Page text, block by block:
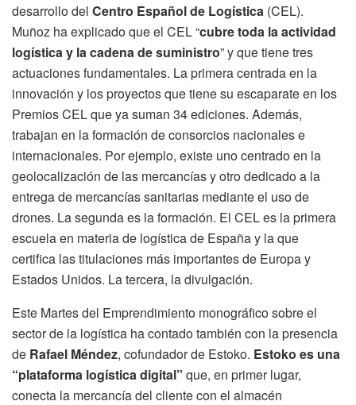
desarrollo del Centro Español de Logística (CEL).
Muñoz ha explicado que el CEL “cubre toda la actividad
logística y la cadena de suministro” y que tiene tres
actuaciones fundamentales. La primera centrada en la
innovación y los proyectos que tiene su escaparate en los
Premios CEL que ya suman 34 ediciones. Además,
trabajan en la formación de consorcios nacionales e
internacionales. Por ejemplo, existe uno centrado en la
geolocalización de las mercancías y otro dedicado a la
entrega de mercancías sanitarias mediante el uso de
drones. La segunda es la formación. El CEL es la primera
escuela en materia de logística de España y la que
certifica las titulaciones más importantes de Europa y
Estados Unidos. La tercera, la divulgación.
Este Martes del Emprendimiento monográfico sobre el
sector de la logística ha contado también con la presencia
de Rafael Méndez, cofundador de Estoko. Estoko es una
“plataforma logística digital” que, en primer lugar,
conecta la mercancía del cliente con el almacén